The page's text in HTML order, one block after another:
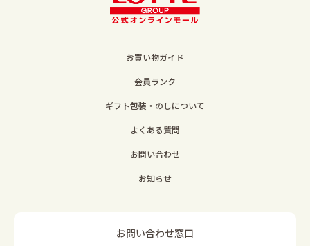
お買い物ガイド
会員ランク
ギフト包装・のしについて
よくある質問
お問い合わせ
お知らせ
お問い合わせ窓口